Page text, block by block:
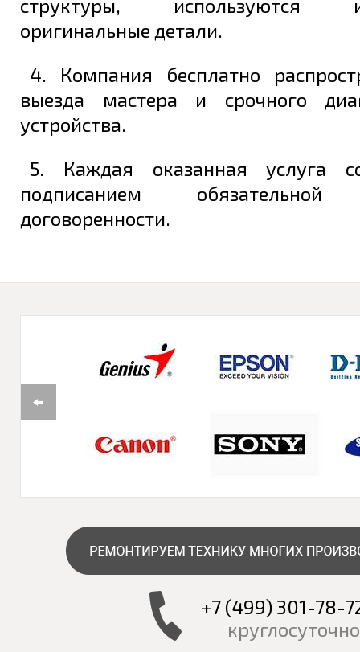
структуры, используются
оригинальные детали.
4. Компания бесплатно
выезда мастера и срочного
устройства.
5. Каждая оказанная услуга
подписанием обязательной
договоренности.
+7 (499) 301-78-